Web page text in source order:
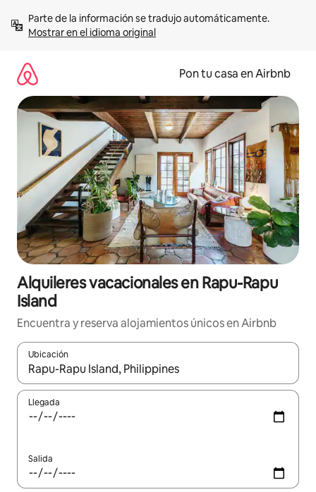
contenidoMostrar en el idioma original
Pon tu casa en Airbnb
Alquileres vacacionales en Rapu-Rapu
Island
Encuentra y reserva alojamientos únicos en Airbnb
Ubicación
Cuando los resultados estén disponibles, navega con las
Llegada
Salida